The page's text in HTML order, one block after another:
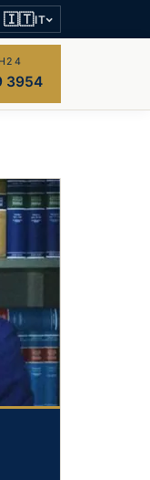
🇮🇹IT
3954